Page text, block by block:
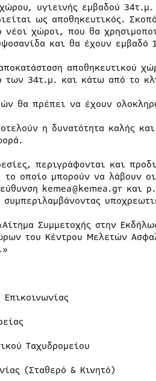
υγιεινής εμβαδού
ως αποθηκευτικός.
νέοι χώροι, που θα
και θα έχουν εμβαδό
αποθηκευτικού
των 34τ.μ. και κάτω από το
θα πρέπει να έχουν
η δυνατότητα καλής
περιγράφονται και
οποίο μπορούν να λάβουν
kemea@kemea.gr
Συμμετοχής στην
του Κέντρου Μελετών
Ταχυδρομείου
(Σταθερό & Κινητό)